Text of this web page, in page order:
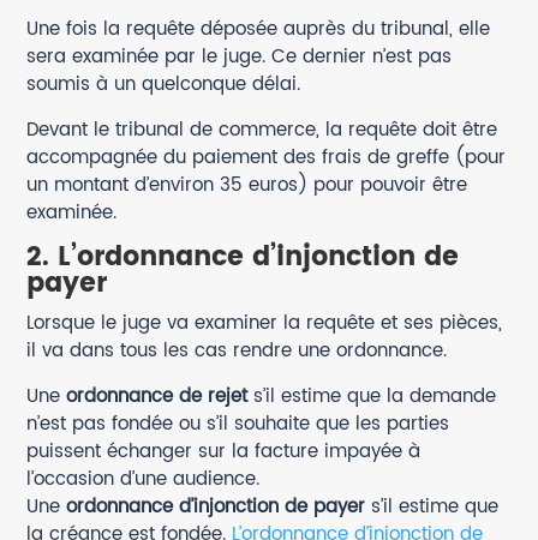
Une fois la requête déposée auprès du tribunal, elle
sera examinée par le juge. Ce dernier n’est pas
soumis à un quelconque délai.
Devant le tribunal de commerce, la requête doit être
accompagnée du paiement des frais de greffe (pour
un montant d’environ 35 euros) pour pouvoir être
examinée.
2. L’ordonnance d’injonction de
payer
Lorsque le juge va examiner la requête et ses pièces,
il va dans tous les cas rendre une ordonnance.
Uneordonnance de rejets’il estime que la demande
n’est pas fondée ou s’il souhaite que les parties
puissent échanger sur la facture impayée à
l’occasion d’une audience.
Uneordonnance d’injonction de payer s’il estime que